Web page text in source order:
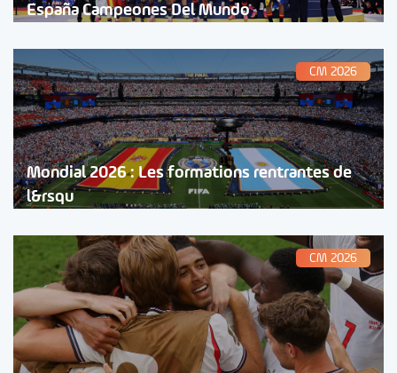
España Campeones Del Mundo
CM 2026
Mondial 2026 : Les formations rentrantes de
l&rsqu
CM 2026